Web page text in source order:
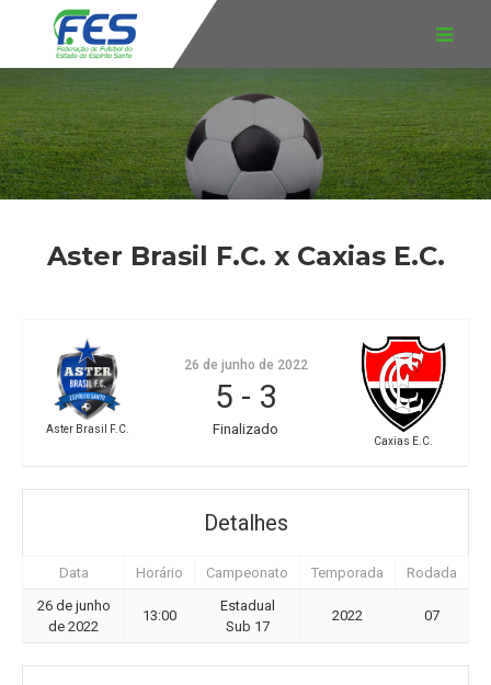
Aster Brasil F.C. x Caxias E.C.
Aster Brasil F.C.
Caxias E.C.
26 de junho de 2022
5 - 3
Finalizado
Detalhes
Data Horário Campeonato Temporada
Rodada
26 de junho
de 2022
13:00
Estadual
Sub 17
2022 07